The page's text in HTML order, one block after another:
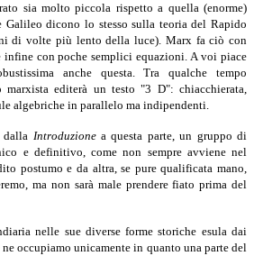
sia molto piccola rispetto a quella (enorme)
dicono lo stesso sulla teoria del Rapido
di volte più lento della luce). Marx fa ciò con
con poche semplici equazioni. A voi piace
anche questa. Tra qualche tempo
marxista editerà un testo "3 D": chiacchierata,
algebriche in parallelo ma indipendenti.
dalla Introduzionea questa parte, un gruppo di
e definitivo, come non sempre avviene nel
postumo e da altra, se pure qualificata mano,
ma non sarà male prendere fiato prima del
nelle sue diverse forme storiche esula dai
occupiamo unicamente in quanto una parte del